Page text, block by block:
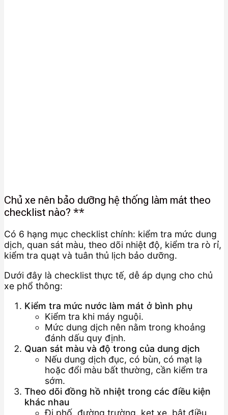
Chủ xe nên bảo dưỡng hệ thống làm mát theo
checklist nào? **
Có 6 hạng mục checklist chính: kiểm tra mức dung
dịch, quan sát màu, theo dõi nhiệt độ, kiểm tra rò rỉ,
kiểm tra quạt và tuân thủ lịch bảo dưỡng.
Dưới đây là checklist thực tế, dễ áp dụng cho chủ
xe phổ thông:
Kiểm tra mức nước làm mát ở bình phụ
Kiểm tra khi máy nguội.
Mức dung dịch nên nằm trong khoảng
đánh dấu quy định.
Quan sát màu và độ trong của dung dịch
Nếu dung dịch đục, có bùn, có mạt lạ
hoặc đổi màu bất thường, cần kiểm tra
sớm.
Theo dõi đồng hồ nhiệt trong các điều kiện
khác nhau
Đi phố, đường trường, kẹt xe, bật điều